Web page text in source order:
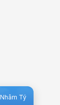
Nhâm Tý